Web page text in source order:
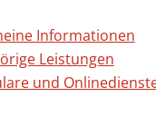
Informationen
Leistungen
und